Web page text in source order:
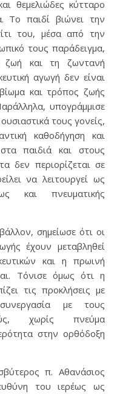
θεμελιώδες κύτταρο
Το παιδί βιώνει την
του, μέσα από την
τους παράδειγμα,
ζωή και τη ζωντανή
αγωγή δεν είναι
και τρόπος ζωής
υπογράμμισε
τους γονείς,
καθοδήγηση και
στα παιδιά και στους
δεν περιορίζεται σε
να λειτουργεί ως
και πνευματικής
σημείωσε ότι οι
έχουν μεταβληθεί
και η πρωινή
Τόνισε όμως ότι η
τις προκλήσεις με
με τους
χωρίς πνεύμα
στην ορθόδοξη
π. Αθανάσιος
του ιερέως ως